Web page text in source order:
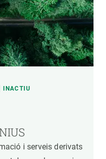
INACTIU
i serveis derivats